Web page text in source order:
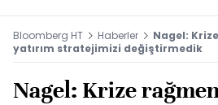
Bloomberg HT Haberler
Nagel:
yatırım stratejimizi değiştirmedik
Nagel: Krize